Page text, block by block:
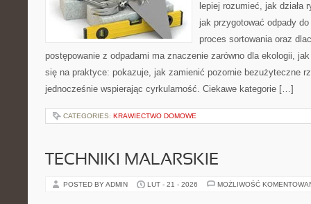
lepiej rozumieć, jak działa
jak przygotować odpady
proces sortowania oraz
postępowanie z odpadami ma znaczenie zarówno dla ekologii,
się na praktyce: pokazuje, jak zamienić pozornie bezużyteczne
jednocześnie wspierając cyrkularność. Ciekawe kategorie […]
CATEGORIES: KRAWIECTWO DOMOWE
TECHNIKI MALARSKIE
POSTED BY ADMIN LUT - 21 - 2026 MOŻLIWOŚĆ